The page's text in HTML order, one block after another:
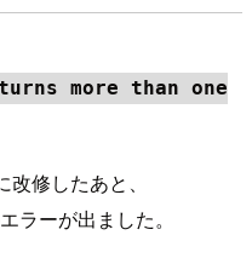
more than one
修したあと、
ラーが出ました。